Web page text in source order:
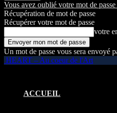
Vous avez oublié votre mot de
Récupération de mot de passe
Récupérer votre mot de passe
votre
Un mot de passe vous sera envoyé
HEART – Au coeur de l'Art
ACCUEIL